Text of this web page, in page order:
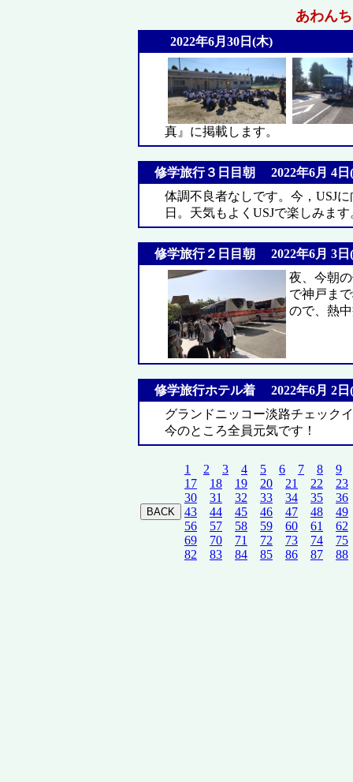
あわん
2022年6月30日(木)
真』に掲載します。
修学旅行３日目朝 2022年6月 4日
体調不良者なしです。今，USJ
日。天気もよくUSJで楽しみます
修学旅行２日目朝 2022年6月 3日
夜、今朝
で神戸ま
ので、熱
修学旅行ホテル着 2022年6月 2日
グランドニッコー淡路チェック
今のところ全員元気です！
1 2 3 4 5 6 7 8
9
17
18 19 20 21 22
23
30
31 32 33 34 35
36
43
44 45 46 47 48
49
56
57 58 59 60 61
62
69
70 71 72 73 74
75
82
83 84 85 86 87 88